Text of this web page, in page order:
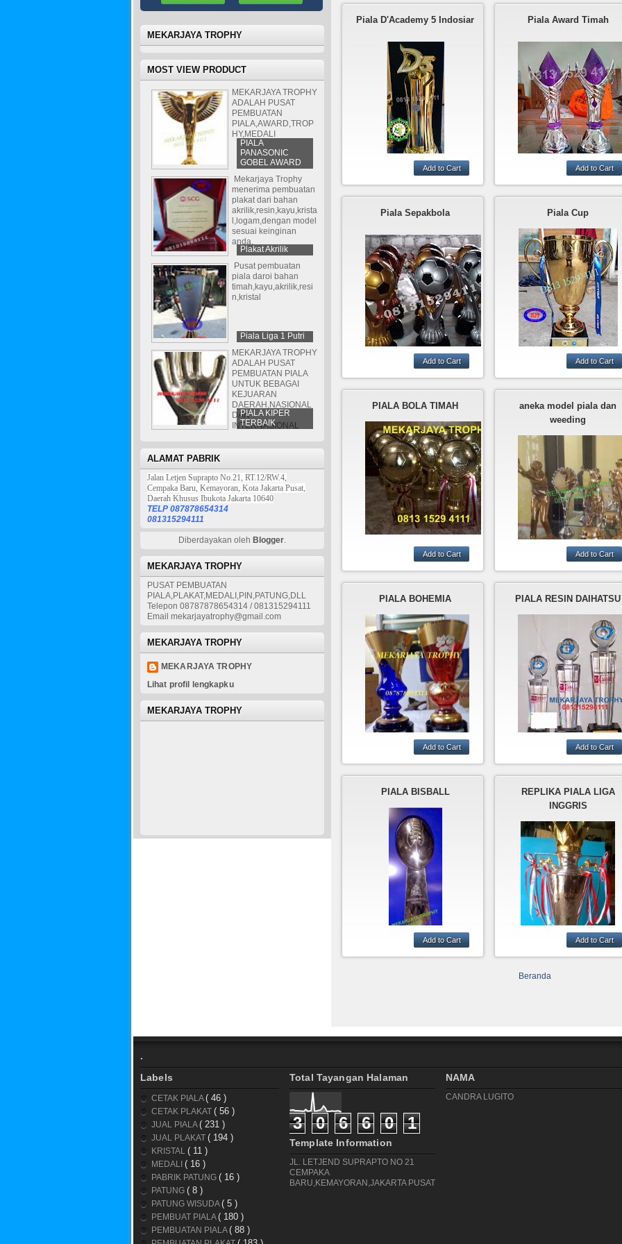
Piala D'Academy 5 Indosiar
pembuatan piala untuk
musik,kontestasi olahraga
dan kontestasi lainnya,ini
adalah contoh piala
kontestasi dangdut
D'Academy 5 di indosiar.
Piala Award Timah
awarding dari bahan timah,
ini adalah salah satu
piala awarding dengan
bahan timah finishing silver
dan di kombinasi dengan
resin gliter.
Piala Sepakbola
Mekarjaya trophy tempat
membuat berbagai macam
contoh piala sepak bola
yang terbuat dari bahan
fiber.
Piala Cup
Mekarjaya Trophy
pembuatan piala bergilir
dari bahan logam.ini
salah satu contoh piala dari
bahan timah yang di
finishing gold plate.
PIALA BOLA TIMAH
PRODUKSI BERBAGAI
MODEL PIALA DARI BAHAN
aneka model piala dan
weeding
PIALA BOHEMIA
MEKARJAYA TROPHY
MENERIMA PESANAN
TROPHY BOHEMIA
PIALA RESIN DAIHATSU
PRODUKSI BERBAGAI
MODEL PIALA DARI
TAL,LOGAM,DLL
PIALA BISBALL
MEKARJAYA TROPHY
REPLIKA PIALA LIGA
INGGRIS
INI ADALAH SALAH SATU
CONTOH PIALA DARI
Beranda
MEKARJAYA TROPHY
MOST VIEW PRODUCT
PIALA
PANASONIC
GOBEL AWARD
MEKARJAYA TROPHY
ADALAH PUSAT
PEMBUATAN
PIALA,AWARD,TROP
HY,MEDALI
Plakat Akrilik
Mekarjaya Trophy
menerima pembuatan
plakat dari bahan
akrilik,resin,kayu,krista
l,logam,dengan model
sesuai keinginan
anda.
Piala Liga 1 Putri
Pusat pembuatan
piala daroi bahan
timah,kayu,akrilik,resi
n,kristal
PIALA KIPER
TERBAIK
MEKARJAYA TROPHY
ADALAH PUSAT
PEMBUATAN PIALA
UNTUK BEBAGAI
KEJUARAN
DAERAH,NASIONAL
DAN
INTERNASIONAL
ALAMAT PABRIK
Jalan Letjen Suprapto No.21, RT.12/RW.4,
Cempaka Baru, Kemayoran, Kota Jakarta Pusat,
Daerah Khusus Ibukota Jakarta 10640
TELP 087878654314
081315294111
Diberdayakan oleh Blogger.
MEKARJAYA TROPHY
PUSAT PEMBUATAN
PIALA,PLAKAT,MEDALI,PIN,PATUNG,DLL
Telepon 08787878654314 / 081315294111
Email mekarjayatrophy@gmail.com
MEKARJAYA TROPHY
MEKARJAYA TROPHY
Lihat profil lengkapku
MEKARJAYA TROPHY
.
Labels
CETAK PIALA( 46 )
CETAK PLAKAT ( 56 )
JUAL PIALA( 231 )
JUAL PLAKAT ( 194 )
KRISTAL ( 11 )
MEDALI ( 16 )
PABRIK PATUNG ( 16 )
PATUNG ( 8 )
PATUNG WISUDA( 5 )
PEMBUAT PIALA( 180 )
PEMBUATAN PIALA( 88 )
Total Tayangan Halaman
3 0 6 6 0 1
Template Information
JL. LETJEND SUPRAPTO NO 21
CEMPAKA
BARU,KEMAYORAN,JAKARTA PUSAT
NAMA
CANDRA LUGITO